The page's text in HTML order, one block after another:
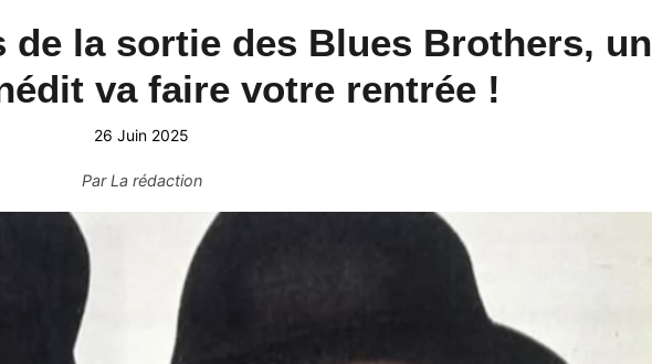
de la sortie des Blues Brothers, un
va faire votre rentrée !
26 Juin 2025
ParLa rédaction